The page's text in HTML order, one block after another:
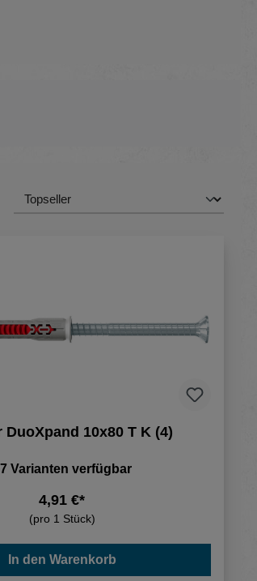
DuoXpand 10x80 T K (4)
Varianten verfügbar
4,91 €*
(pro 1 Stück)
In den Warenkorb